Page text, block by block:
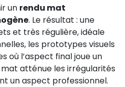
un rendu mat
. Le résultat : une
et très régulière, idéale
les prototypes visuels
où l’aspect final joue un
atténue les irrégularités
un aspect professionnel.